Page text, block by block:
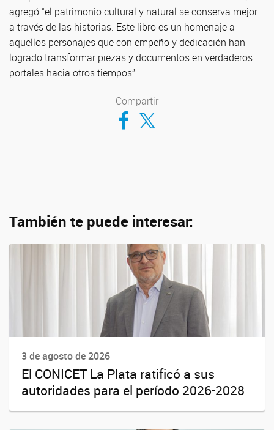
agregó “el patrimonio cultural y natural se conserva mejor
a través de las historias. Este libro es un homenaje a
aquellos personajes que con empeño y dedicación han
logrado transformar piezas y documentos en verdaderos
portales hacia otros tiempos”.
Compartir
Compartir en Facebook
Compartir en Twitter
También te puede interesar:
3 de agosto de 2026
El CONICET La Plata ratificó a sus
autoridades para el período 2026-2028